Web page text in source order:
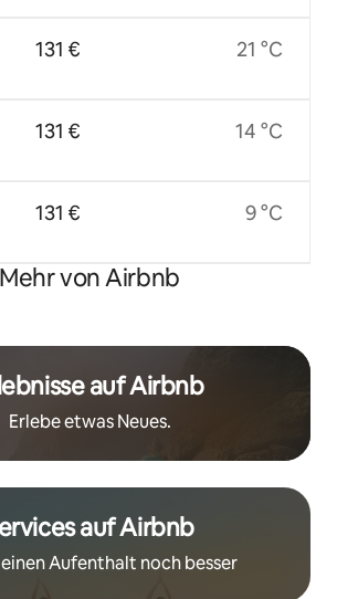
131 €
131 €
131 €
21 °C
14 °C
9 °C
Mehr von Airbnb
auf Airbnb
Erlebe etwas Neues.
auf Airbnb
Aufenthalt noch besser